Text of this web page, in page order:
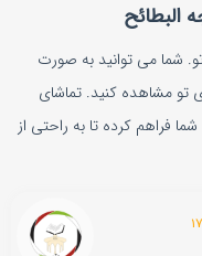
البطائح
شما می توانید به صورت
تو مشاهده کنید. تماشای
شما فراهم کرده تا به راحتی از